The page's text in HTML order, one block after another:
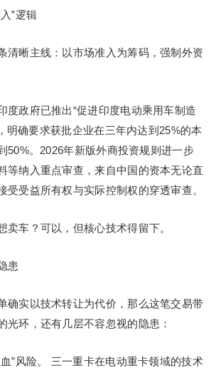
”逻辑
清晰主线：以市场准入为筹码，强制外资
度政府已推出“促进印度电动乘用车制造
明确要求获批企业在三年内达到25%的本
50%。2026年新版外商投资规则进一步
等纳入重点审查，来自中国的资本无论直
受受益所有权与实际控制权的穿透审查。
卖车？可以，但核心技术得留下。
患
确实以技术转让为代价，那么这笔交易带
光环，还有几层不容忽视的隐患：
”风险。 三一重卡在电动重卡领域的技术